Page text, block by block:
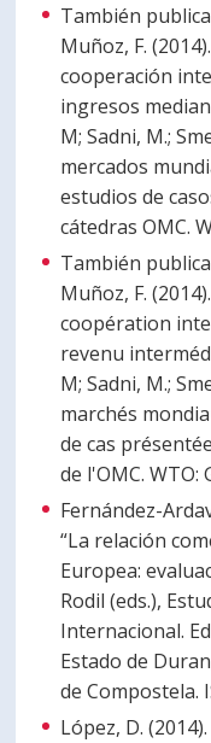
También
Muñoz, F.
cooperación
ingresos
M; Sadni, M.;
mercados
estudios de
cátedras OMC.
También
Muñoz, F.
coopération
revenu
M; Sadni, M.;
marchés
de cas
de l'OMC. WTO:
Fernández-
“La relación
Europea:
Rodil (eds.),
Internacional.
Estado de
de Compostela.
López, D.